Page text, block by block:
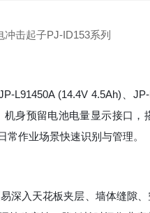
L91450A (14.4V 4.5Ah)、
身预留电池电量显示接口，
作业场景快速识别与管理。
易深入天花板夹层、墙体缝隙